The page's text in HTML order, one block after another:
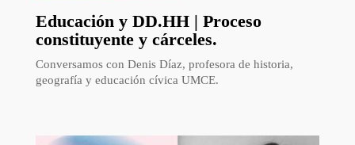
Educación y DD.HH | Proceso
constituyente y cárceles.
Conversamos con Denis Díaz, profesora de historia,
geografía y educación cívica UMCE.